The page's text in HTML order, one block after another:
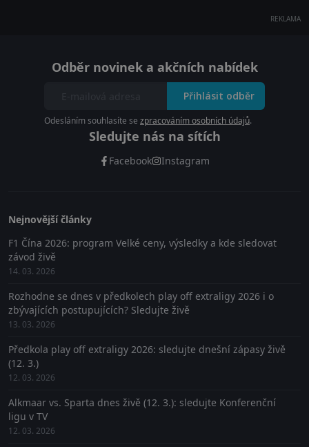
REKLAMA
Odběr novinek a akčních nabídek
Přihlásit odběr
Odesláním souhlasíte se zpracováním osobních údajů.
Sledujte nás na sítích
Facebook Instagram
Nejnovější články
F1 Čína 2026: program Velké ceny, výsledky a kde sledovat
závod živě
14. 03. 2026
Rozhodne se dnes v předkolech play off extraligy 2026 i o
zbývajících postupujících? Sledujte živě
13. 03. 2026
Předkola play off extraligy 2026: sledujte dnešní zápasy živě
(12. 3.)
12. 03. 2026
Alkmaar vs. Sparta dnes živě (12. 3.): sledujte Konferenční
ligu v TV
12. 03. 2026